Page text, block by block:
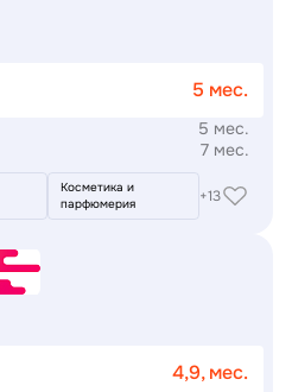
5 мес.
7 мес.
5 мес.
Косметика и
парфюмерия
+13
4,9, мес.